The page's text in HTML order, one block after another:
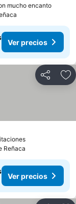
mucho encanto
Ver precios
Compartir
Reñaca
Ver precios